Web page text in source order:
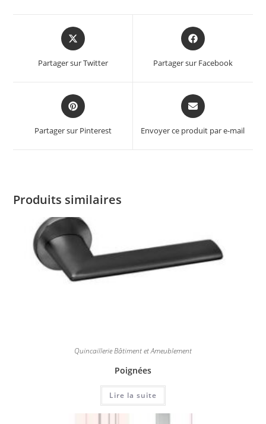
Partager sur Twitter Partager sur Facebook
Partager sur Pinterest Envoyer ce produit par e-mail
Produits similaires
Quincaillerie Bâtiment et Ameublement
Poignées
Lire la suite